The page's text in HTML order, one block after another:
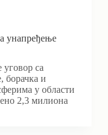
унапређење
са
борачка и
у области
2,3 милиона